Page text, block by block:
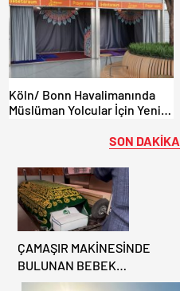
Köln/ Bonn Havalimanında
Müslüman Yolcular İçin Yeni
SON DAKİKA
ÇAMAŞIR MAKİNESİNDE
BULUNAN BEBEK
CENAZESİ ŞOK ETTİ